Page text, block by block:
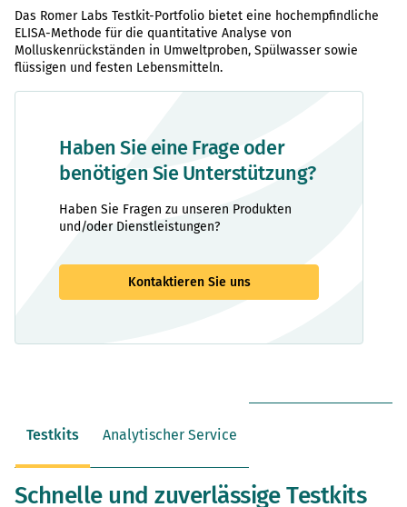
Das Romer Labs Testkit-Portfolio bietet eine hochempfindliche
ELISA-Methode für die quantitative Analyse von
Molluskenrückständen in Umweltproben, Spülwasser sowie
flüssigen und festen Lebensmitteln.
Haben Sie eine Frage oder
benötigen Sie Unterstützung?
Haben Sie Fragen zu unseren Produkten
und/oder Dienstleistungen?
Kontaktieren Sie uns
Testkits Analytischer Service
Schnelle und zuverlässige Testkits